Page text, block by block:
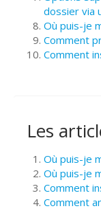
dossier via
Où puis-je
Comment
Comment
Les
Où puis-je
Où puis-je
Comment
Comment